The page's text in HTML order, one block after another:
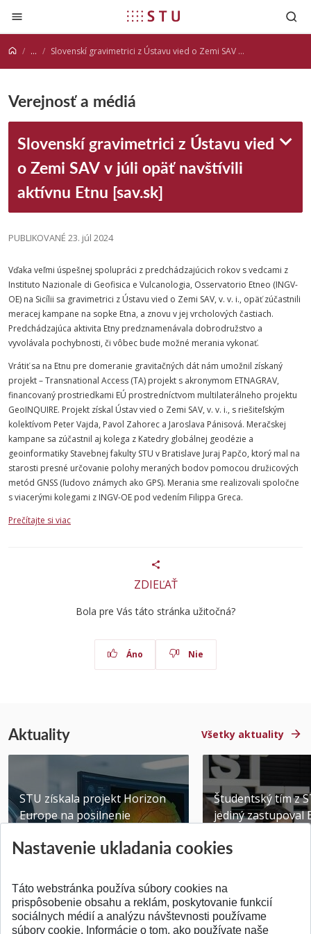
Prejsť na obsah
... Slovenskí gravimetrici z Ústavu vied o Zemi SAV v júli opäť navštívili aktívnu Etnu [sav.sk]
Verejnosť a médiá
Slovenskí gravimetrici z Ústavu vied
o Zemi SAV v júli opäť navštívili
aktívnu Etnu [sav.sk]
PUBLIKOVANÉ 23. júl 2024
Vďaka veľmi úspešnej spolupráci z predchádzajúcich rokov s vedcami z
Instituto Nazionale di Geofisica e Vulcanologia, Osservatorio Etneo (INGV-
OE) na Sicílii sa gravimetrici z Ústavu vied o Zemi SAV, v. v. i., opäť zúčastnili
meracej kampane na sopke Etna, a znovu v jej vrcholových častiach.
Predchádzajúca aktivita Etny predznamenávala dobrodružstvo a
vyvolávala pochybnosti, či vôbec bude možné merania vykonať.
Vrátiť sa na Etnu pre domeranie gravitačných dát nám umožnil získaný
projekt – Transnational Access (TA) projekt s akronymom ETNAGRAV,
financovaný prostriedkami EÚ prostredníctvom multilaterálneho projektu
GeoINQUIRE. Projekt získal Ústav vied o Zemi SAV, v. v. i., s riešiteľským
kolektívom Peter Vajda, Pavol Zahorec a Jaroslava Pánisová. Meračskej
kampane sa zúčastnil aj kolega z Katedry globálnej geodézie a
geoinformatiky Stavebnej fakulty STU v Bratislave Juraj Papčo, ktorý mal na
starosti presné určovanie polohy meraných bodov pomocou družicových
metód GNSS (ľudovo známych ako GPS). Merania sme realizovali spoločne
s viacerými kolegami z INGV-OE pod vedením Filippa Greca.
Prečítajte si viac
ZDIEĽAŤ
Bola pre Vás táto stránka užitočná?
Áno Nie
Aktuality Všetky aktuality
STU získala projekt Horizon
Europe na posilnenie
Publikované 31.07.2026
Študentský tím z
jediný zastupoval
Publikované
Nastavenie ukladania cookies
Táto webstránka používa súbory cookies na
prispôsobenie obsahu a reklám, poskytovanie funkcií
sociálnych médií a analýzu návštevnosti používame
súbory cookie. Informácie o tom, ako používate naše